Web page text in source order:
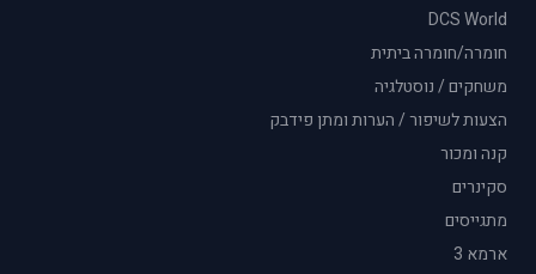
DCS World
חומרה/חומרה ביתית
משחקים / נוסטלגיה
הצעות לשיפור / הערות ומתן פידבק
קנה ומכור
סקינרים
מתגייסים
ארמא 3